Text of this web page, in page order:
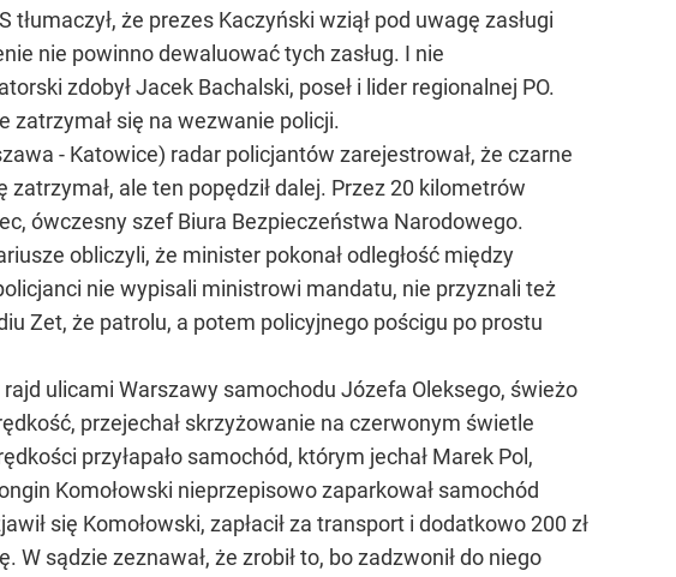
że prezes Kaczyński wziął pod uwagę zasługi
nie powinno dewaluować tych zasług. I nie
zdobył Jacek Bachalski, poseł i lider regionalnej PO.
zatrzymał się na wezwanie policji.
- Katowice) radar policjantów zarejestrował, że czarne
ale ten popędził dalej. Przez 20 kilometrów
ówczesny szef Biura Bezpieczeństwa Narodowego.
obliczyli, że minister pokonał odległość między
nie wypisali ministrowi mandatu, nie przyznali też
Zet, że patrolu, a potem policyjnego pościgu po prostu
ulicami Warszawy samochodu Józefa Oleksego, świeżo
przejechał skrzyżowanie na czerwonym świetle
przyłapało samochód, którym jechał Marek Pol,
Komołowski nieprzepisowo zaparkował samochód
się Komołowski, zapłacił za transport i dodatkowo 200 zł
sądzie zeznawał, że zrobił to, bo zadzwonił do niego